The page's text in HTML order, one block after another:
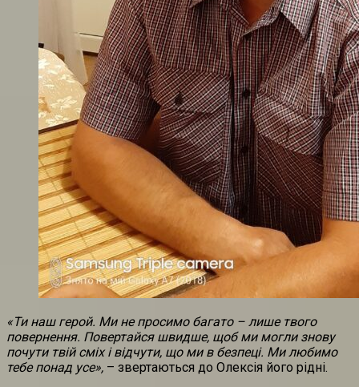
«Ти наш герой. Ми не просимо багато – лише твого
повернення. Повертайся швидше, щоб ми могли знову
почути твій сміх і відчути, що ми в безпеці. Ми любимо
тебе понад усе», – звертаються до Олексія його рідні.